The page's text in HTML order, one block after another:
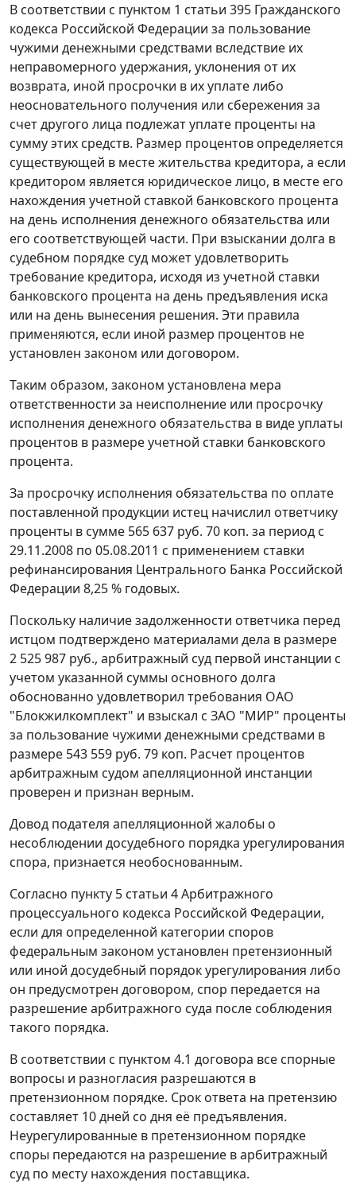
В соответствии с пунктом 1 статьи 395 Гражданского
кодекса Российской Федерации за пользование
чужими денежными средствами вследствие их
неправомерного удержания, уклонения от их
возврата, иной просрочки в их уплате либо
неосновательного получения или сбережения за
счет другого лица подлежат уплате проценты на
сумму этих средств. Размер процентов определяется
существующей в месте жительства кредитора, а если
кредитором является юридическое лицо, в месте его
нахождения учетной ставкой банковского процента
на день исполнения денежного обязательства или
его соответствующей части. При взыскании долга в
судебном порядке суд может удовлетворить
требование кредитора, исходя из учетной ставки
банковского процента на день предъявления иска
или на день вынесения решения. Эти правила
применяются, если иной размер процентов не
установлен законом или договором.
Таким образом, законом установлена мера
ответственности за неисполнение или просрочку
исполнения денежного обязательства в виде уплаты
процентов в размере учетной ставки банковского
процента.
За просрочку исполнения обязательства по оплате
поставленной продукции истец начислил ответчику
проценты в сумме 565 637 руб. 70 коп. за период с
29.11.2008 по 05.08.2011 с применением ставки
рефинансирования Центрального Банка Российской
Федерации 8,25 % годовых.
Поскольку наличие задолженности ответчика перед
истцом подтверждено материалами дела в размере
2 525 987 руб., арбитражный суд первой инстанции с
учетом указанной суммы основного долга
обоснованно удовлетворил требования ОАО
"Блокжилкомплект" и взыскал с ЗАО "МИР" проценты
за пользование чужими денежными средствами в
размере 543 559 руб. 79 коп. Расчет процентов
арбитражным судом апелляционной инстанции
проверен и признан верным.
Довод подателя апелляционной жалобы о
несоблюдении досудебного порядка урегулирования
спора, признается необоснованным.
Согласно пункту 5 статьи 4Арбитражного
процессуального кодекса Российской Федерации,
если для определенной категории споров
федеральным законом установлен претензионный
или иной досудебный порядок урегулирования либо
он предусмотрен договором, спор передается на
разрешение арбитражного суда после соблюдения
такого порядка.
В соответствии с пунктом 4.1 договора все спорные
вопросы и разногласия разрешаются в
претензионном порядке. Срок ответа на претензию
составляет 10 дней со дня её предъявления.
Неурегулированные в претензионном порядке
споры передаются на разрешение в арбитражный
суд по месту нахождения поставщика.